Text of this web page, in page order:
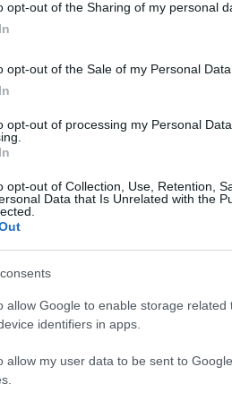
opt-out of the Sharing of my personal
opt-out of the Sale of my Personal Data.
opt-out of processing my Personal
opt-out of Collection, Use, Retention,
Data that Is Unrelated with the
allow Google to enable storage
identifiers in apps.
allow my user data to be sent to
Επιδόματα
300 ευρώ από τη
αίτηση
Οικονομία
από
1.382.802.408